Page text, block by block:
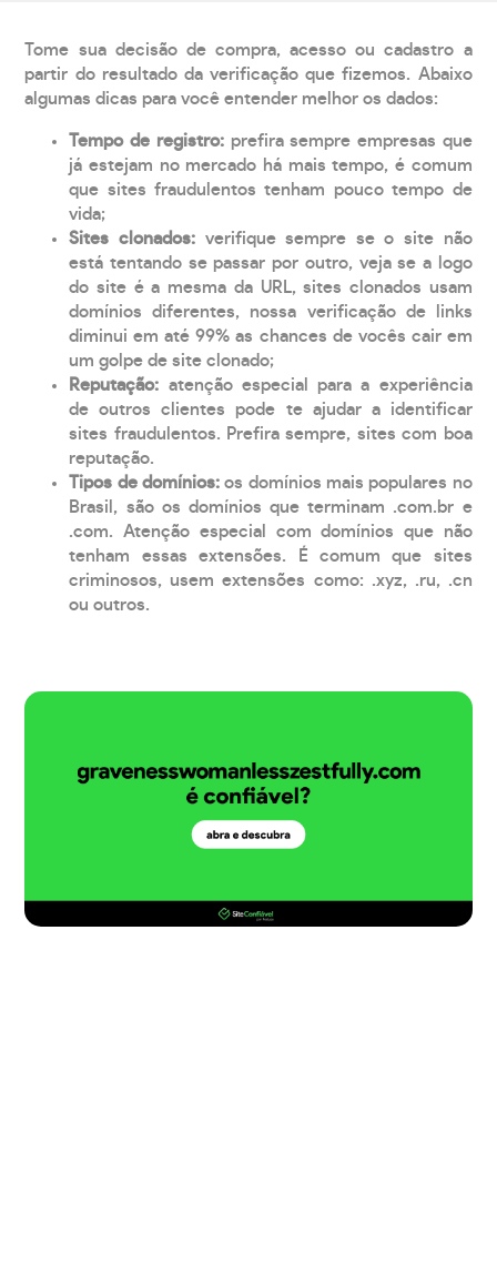
Tome sua decisão de compra, acesso ou cadastro a
partir do resultado da verificação que fizemos. Abaixo
algumas dicas para você entender melhor os dados:
Tempo de registro: prefira sempre empresas que
já estejam no mercado há mais tempo, é comum
que sites fraudulentos tenham pouco tempo de
vida;
Sites clonados: verifique sempre se o site não
está tentando se passar por outro, veja se a logo
do site é a mesma da URL, sites clonados usam
domínios diferentes, nossa verificação de links
diminui em até 99% as chances de vocês cair em
um golpe de site clonado;
Reputação: atenção especial para a experiência
de outros clientes pode te ajudar a identificar
sites fraudulentos. Prefira sempre, sites com boa
reputação.
Tipos de domínios:os domínios mais populares no
Brasil, são os domínios que terminam .com.br e
.com. Atenção especial com domínios que não
tenham essas extensões. É comum que sites
criminosos, usem extensões como: .xyz, .ru, .cn
ou outros.